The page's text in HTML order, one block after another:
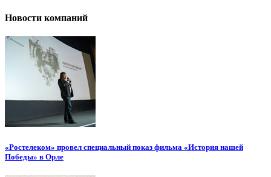
Новости компаний
«Ростелеком» провел специальный показ фильма «История нашей
Победы» в Орле